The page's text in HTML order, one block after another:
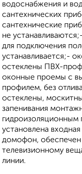
водоснабжения и
сантехнических
сантехнические
не
для подключения
устанавливается;-
остеклены ПВХ-
оконные проемы с
профилем, без
остеклены,
запенивания
гидроизоляционным
установлена
домофон, обеспечен
телевизионному
линии.